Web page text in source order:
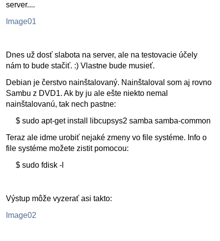
server....
Image01
Dnes už dosť slabota na server, ale na testovacie účely
nám to bude stačiť. :) Vlastne bude musieť.
Debian je čerstvo nainštalovaný. Nainštaloval som aj rovno
Sambu z DVD1. Ak by ju ale ešte niekto nemal
nainštalovanú, tak nech pastne:
$ sudo apt-get install libcupsys2 samba samba-common
Teraz ale idme urobiť nejaké zmeny vo file systéme. Info o
file systéme možete zistit pomocou:
$ sudo fdisk -l
Výstup môže vyzerať asi takto:
Image02